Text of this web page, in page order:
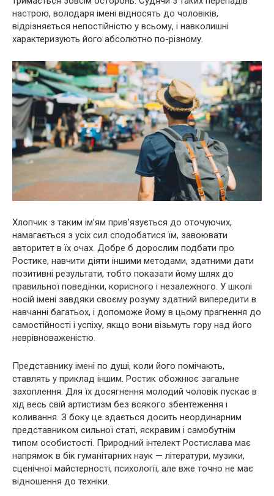
настрою, володаря імені відносять до чоловіків,
відрізняється непостійністю у всьому, і навколишні
характеризують його абсолютно по-різному.
Хлопчик з таким ім’ям прив’язується до оточуючих,
намагається з усіх сил сподобатися їм, завоювати
авторитет в їх очах. Добре б дорослим подбати про
Ростике, навчити діяти іншими методами, здатними дати
позитивні результати, тобто показати йому шлях до
правильної поведінки, корисного і незалежного. У школі
носій імені завдяки своєму розуму здатний випередити в
навчанні багатьох, і допоможе йому в цьому прагнення до
самостійності і успіху, якщо вони візьмуть гору над його
неврівноваженістю.
Представнику імені по душі, коли його помічають,
ставлять у приклад іншим. Ростик обожнює загальне
захоплення. Для їх досягнення молодий чоловік пускає в
хід весь свій артистизм без всякого збентеження і
коливання. З боку це здається досить неординарним
представником сильної статі, яскравим і самобутнім
типом особистості. Природний інтелект Ростислава має
напрямок в бік гуманітарних наук — літератури, музики,
сценічної майстерності, психології, але вже точно не має
відношення до техніки.